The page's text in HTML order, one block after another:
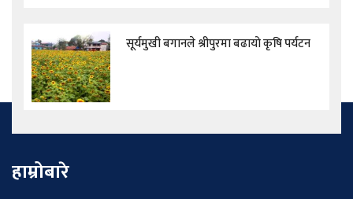
सूर्यमुखी बगानले श्रीपुरमा बढायो कृषि पर्यटन
हाम्रोबारे